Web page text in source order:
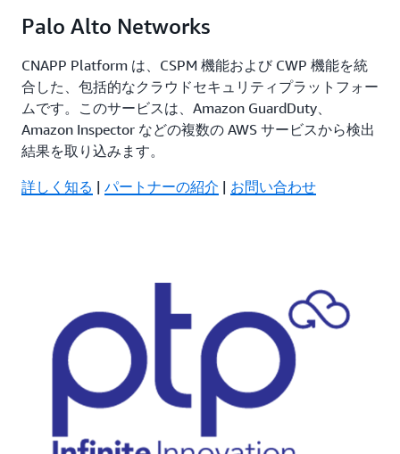
Palo Alto Networks
CNAPP Platform は、CSPM 機能および CWP 機能を統
合した、包括的なクラウドセキュリティプラットフォー
ムです。このサービスは、Amazon GuardDuty、
Amazon Inspector などの複数の AWS サービスから検出
結果を取り込みます。
詳しく知る | パートナーの紹介 | お問い合わせ